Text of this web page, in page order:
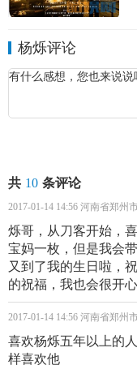
杨烁个
杨烁演绎经历：
2004年，在中日
名海边长大的渔村少年
2008年，在杨
胜；同年在兰晓龙编
线》中饰演主角之一
2009年与郭晓东
2010年，在热播
云飞，同年与任程伟
杨烁评论
共 10 条评论
2017-01-14 14:56 河南省郑州
烁哥，从刀客开始，
宝妈一枚，但是我会
又到了我的生日啦，
的祝福，我也会很开心
2017-01-14 14:56 河南省郑州
喜欢杨烁五年以上的
样喜欢他